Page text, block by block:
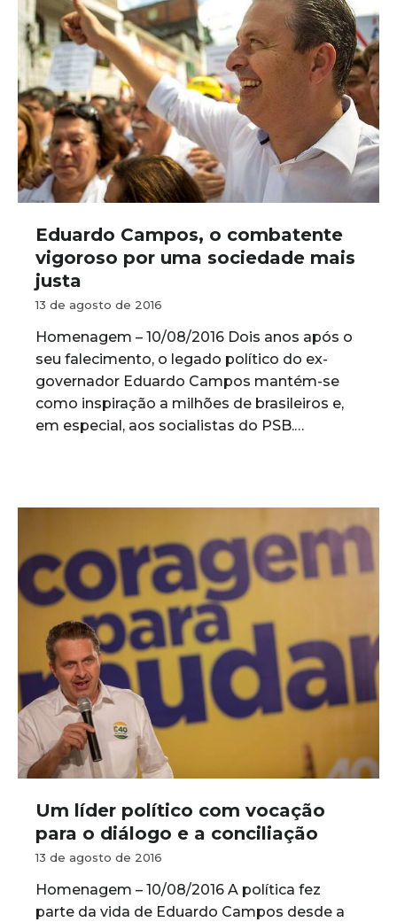
Eduardo Campos, o combatente
vigoroso por uma sociedade mais
justa
13 de agosto de 2016
Homenagem – 10/08/2016 Dois anos após o
seu falecimento, o legado político do ex-
governador Eduardo Campos mantém-se
como inspiração a milhões de brasileiros e,
em especial, aos socialistas do PSB.…
Um líder político com vocação
para o diálogo e a conciliação
13 de agosto de 2016
Homenagem – 10/08/2016 A política fez
parte da vida de Eduardo Campos desde a